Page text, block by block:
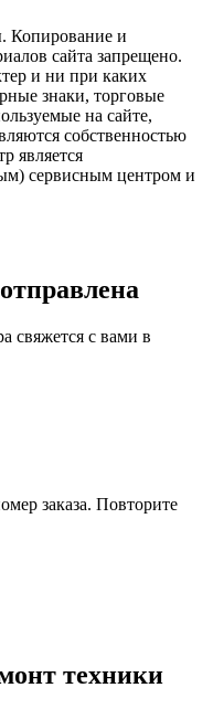
Копирование и
сайта запрещено.
и ни при каких
знаки, торговые
на сайте,
собственностью
является
сервисным центром и
свяжется с вами в
заказа. Повторите
техники